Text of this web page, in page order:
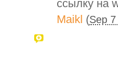
ссылку на
Maikl (Sep